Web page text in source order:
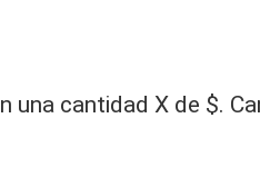
una cantidad X de $.